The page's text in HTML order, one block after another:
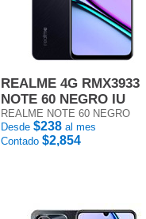
REALME 4G RMX3933
NOTE 60 NEGRO IU
REALME NOTE 60 NEGRO
Desde $238 al mes
Contado $2,854